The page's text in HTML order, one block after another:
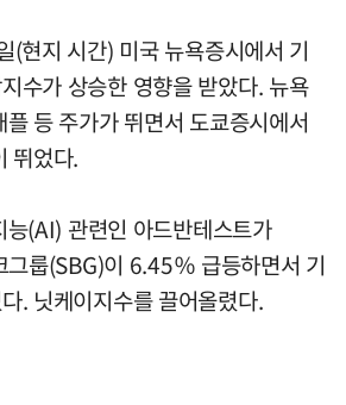
(현지 시간) 미국 뉴욕증시에서 기
수가 상승한 영향을 받았다. 뉴욕
등 주가가 뛰면서 도쿄증시에서
뛰었다.
(AI) 관련인 아드반테스트가
룹(SBG)이 6.45％ 급등하면서 기
. 닛케이지수를 끌어올렸다.